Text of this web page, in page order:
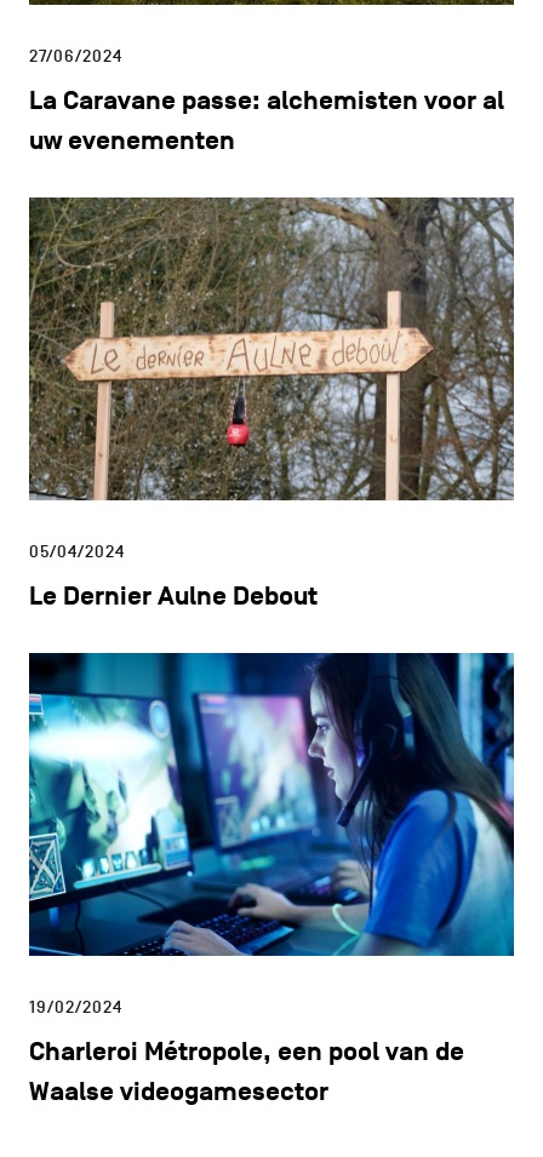
27/06/2024
La Caravane passe: alchemisten voor al
uw evenementen
05/04/2024
Le Dernier Aulne Debout
19/02/2024
Charleroi Métropole, een pool van de
Waalse videogamesector